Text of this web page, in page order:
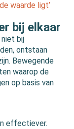
waarde ligt’
bij elkaar
bij
ontstaan
Bewegende
waarop de
op basis van
effectiever.